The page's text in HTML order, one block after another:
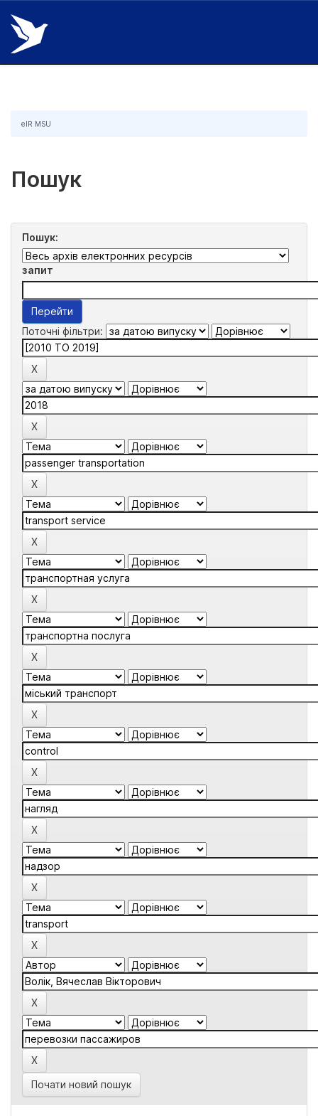
Skip
navigation
eIR MSU
Пошук
Пошук:
запит
Поточні фільтри:
Почати новий пошук